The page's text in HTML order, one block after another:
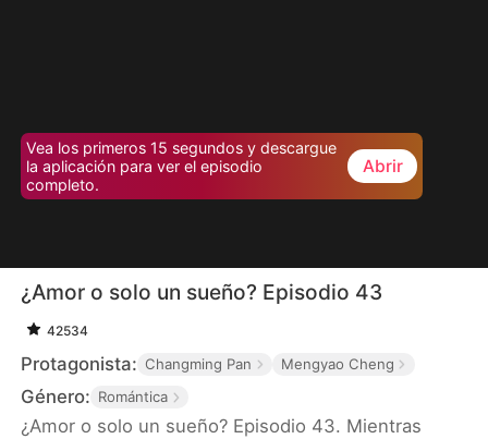
Vea los primeros 15 segundos y descargue
la aplicación para ver el episodio
completo.
Abrir
¿Amor o solo un sueño? Episodio 43
42534
Protagonista: Changming Pan Mengyao Cheng
Género: Romántica
¿Amor o solo un sueño? Episodio 43. Mientras